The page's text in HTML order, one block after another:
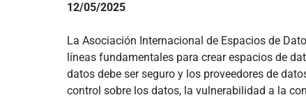
12/05/2025
La Asociación Internacional de Espacios de
líneas fundamentales para crear espacios de
datos debe ser seguro y los proveedores de
control sobre los datos, la vulnerabilidad a la